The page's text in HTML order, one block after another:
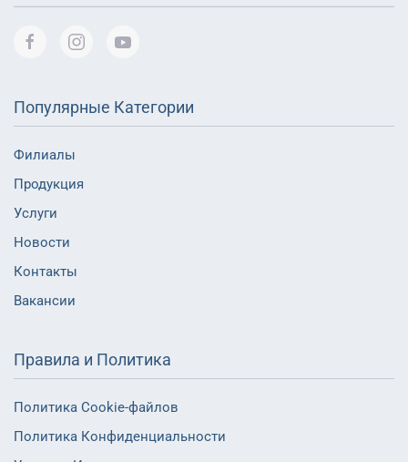
Популярные Категории
Филиалы
Продукция
Услуги
Новости
Контакты
Вакансии
Правила и Политика
Политика Cookie-файлов
Политика Конфиденциальности